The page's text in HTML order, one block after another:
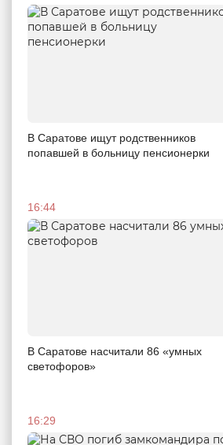
В Саратове ищут родственников
попавшей в больницу пенсионерки
16:44
В Саратове насчитали 86 «умных
светофоров»
16:29